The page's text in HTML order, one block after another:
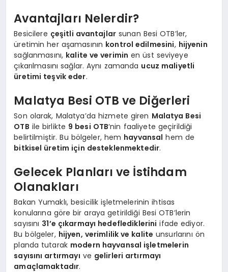
Avantajları Nelerdir?
Besicilere çeşitli avantajlar sunan Besi OTB’ler,
üretimin her aşamasının kontrol edilmesini, hijyenin
sağlanmasını, kalite ve verimin en üst seviyeye
çıkarılmasını sağlar. Aynı zamanda ucuz maliyetli
üretimi teşvik eder.
Malatya Besi OTB ve Diğerleri
Son olarak, Malatya’da hizmete giren Malatya Besi
OTB ile birlikte 9 besi OTB‘nin faaliyete geçirildiği
belirtilmiştir. Bu bölgeler, hem hayvansal hem de
bitkisel üretim için desteklenmektedir.
Gelecek Planları ve İstihdam
Olanakları
Bakan Yumaklı, besicilik işletmelerinin ihtisas
konularına göre bir araya getirildiği Besi OTB’lerin
sayısını 31’e çıkarmayı hedeflediklerini ifade ediyor.
Bu bölgeler, hijyen, verimlilik ve kalite unsurlarını ön
planda tutarak modern hayvansal işletmelerin
sayısını artırmayı ve gelirleri artırmayı
amaçlamaktadır.